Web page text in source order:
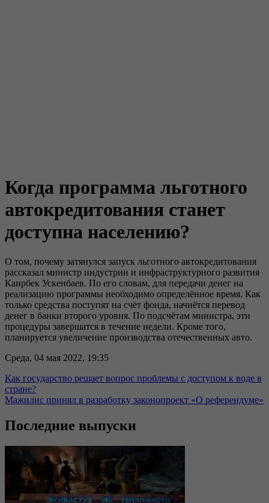
Когда программа льготного
автокредитования станет
доступна населению?
О том, почему затянулся запуск льготного автокредитования
рассказал министр индустрии и инфраструктурного развития
Каирбек Ускенбаев. По его словам, для передачи денег на
реализацию программы необходимо определённое время. Как
только средства поступят на счёт фонда, начнётся перевод
денег в банки второго уровня. По подсчётам министра, эти
процедуры завершатся в течение недели. Кроме того,
планируется увеличение производства отечественных авто.
Среда, 04 мая 2022, 19:35
Как государство решает вопрос проблемы с доступом к воде в
стране?
Мажилис принял в разработку законопроект «О референдуме»
Последние выпуски